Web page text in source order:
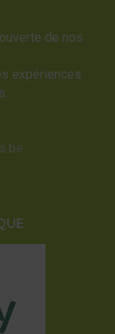
de nos
expériences